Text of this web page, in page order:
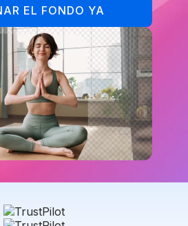
EL FONDO YA